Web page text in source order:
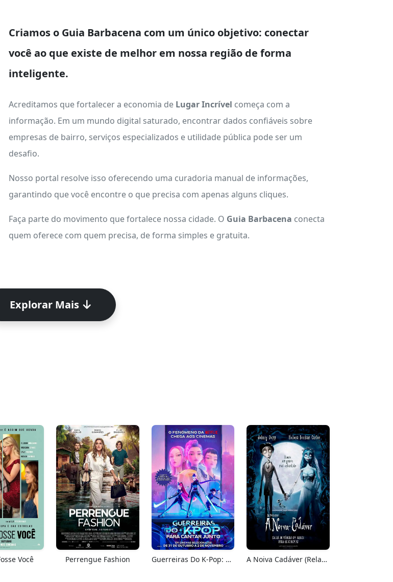
Criamos o Guia Barbacena com um único objetivo: conectar
você ao que existe de melhor em nossa região de forma
inteligente.
Acreditamos que fortalecer a economia de Lugar Incrível começa com a
informação. Em um mundo digital saturado, encontrar dados confiáveis sobre
empresas de bairro, serviços especializados e utilidade pública pode ser um
desafio.
Nosso portal resolve isso oferecendo uma curadoria manual de informações,
garantindo que você encontre o que precisa com apenas alguns cliques.
Faça parte do movimento que fortalece nossa cidade. O Guia Barbacena conecta
quem oferece com quem precisa, de forma simples e gratuita.
Explorar Mais
Você Perrengue Fashion Guerreiras Do K-Pop: Para Cantar Junto A Noiva Cadáver (Relançamento)